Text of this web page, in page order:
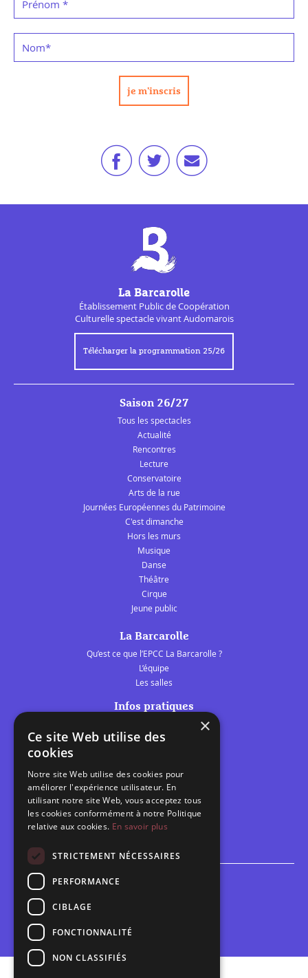
Prénom *
Nom*
La Barcarolle
Établissement Public deCoopération
Culturellespectacle vivant Audomarois
Télécharger la programmation 25/26
Saison 26/27
Tous les spectacles
Actualité
Rencontres
Lecture
Conservatoire
Arts de la rue
Journées Européennes du Patrimoine
C'est dimanche
Hors les murs
Musique
Danse
Théâtre
Cirque
Jeune public
La Barcarolle
Qu’est ce que l’EPCC La Barcarolle ?
L’équipe
Les salles
Infos pratiques
Les belles scènes audomaroises
Calendrier
Programme des spectacles
Brèves
Espace scolaire
×
Ce site Web utilise des
cookies
Notre site Web utilise des cookies pour
améliorer l'expérience utilisateur. En
utilisant notre site Web, vous acceptez tous
les cookies conformément à notre Politique
relative aux cookies. En savoir plus
STRICTEMENT NÉCESSAIRES
PERFORMANCE
CIBLAGE
FONCTIONNALITÉ
NON CLASSIFIÉS